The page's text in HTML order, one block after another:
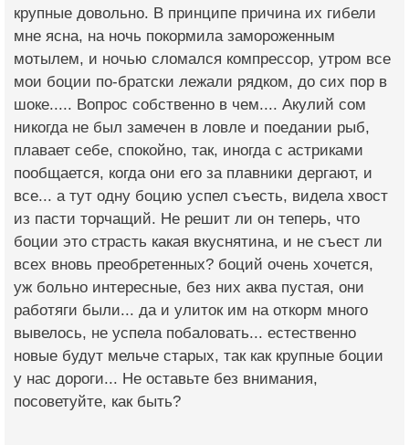
крупные довольно. В принципе причина их гибели
мне ясна, на ночь покормила замороженным
мотылем, и ночью сломался компрессор, утром все
мои боции по-братски лежали рядком, до сих пор в
шоке..... Вопрос собственно в чем.... Акулий сом
никогда не был замечен в ловле и поедании рыб,
плавает себе, спокойно, так, иногда с астриками
пообщается, когда они его за плавники дергают, и
все... а тут одну боцию успел съесть, видела хвост
из пасти торчащий. Не решит ли он теперь, что
боции это страсть какая вкуснятина, и не съест ли
всех вновь преобретенных? боций очень хочется,
уж больно интересные, без них аква пустая, они
работяги были... да и улиток им на откорм много
вывелось, не успела побаловать... естественно
новые будут мельче старых, так как крупные боции
у нас дороги... Не оставьте без внимания,
посоветуйте, как быть?